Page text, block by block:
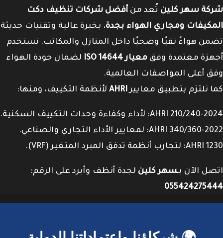
شركة سهر كلين تُعد من أفضل شركات تنظيف دكت
المكيفات ومجاري الهواء بجدة، بخبرة عالية وتقنيات حديثة
تضمن هواءً نقيًا وصحيًا داخل المنازل والمكاتب. نستخدم
أجهزة معتمدة وفق معيار ISO 14644
لضمان جودة الهواء
وفق أعلى المواصفات العالمية.
كما نلتزم بتطبيق معاييرAHRI لأنظمة التكييف، ومنها:
AHRI 210/240-2024: لأداء وكفاءة وحدات التكييف السكنية.
AHRI 340/360-2022: لمعايير الأداء التجاري والصناعي.
AHRI 1230: لتجارب أنظمة تدفق المبرد المتغير (VRF).
اتصل الآن بـسهر كلين لجدة أنظف وأبرد على الرقم:
055424275444